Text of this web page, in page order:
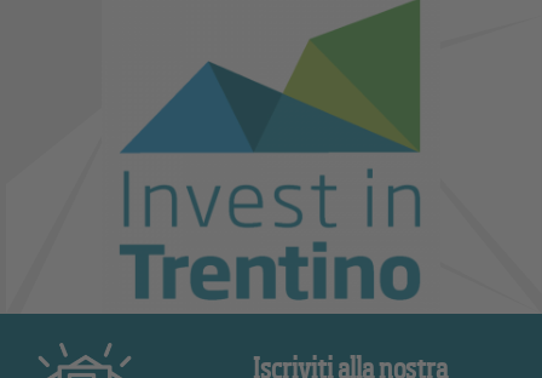
Iscriviti alla nostra